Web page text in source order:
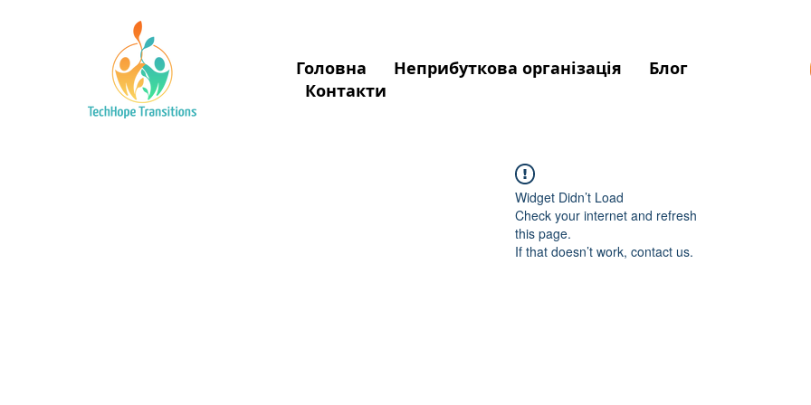
Головна Неприбуткова організація
Блог
Контакти
Widget Didn’t Load
Check your internet and refresh
this page.
If that doesn’t work, contact us.
Donate